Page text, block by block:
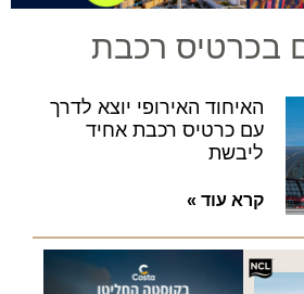
בכרטיס רכבת
האיחוד האירופי יוצא לדרך
עם כרטיס רכבת אחיד
ליבשת
קרא עוד »